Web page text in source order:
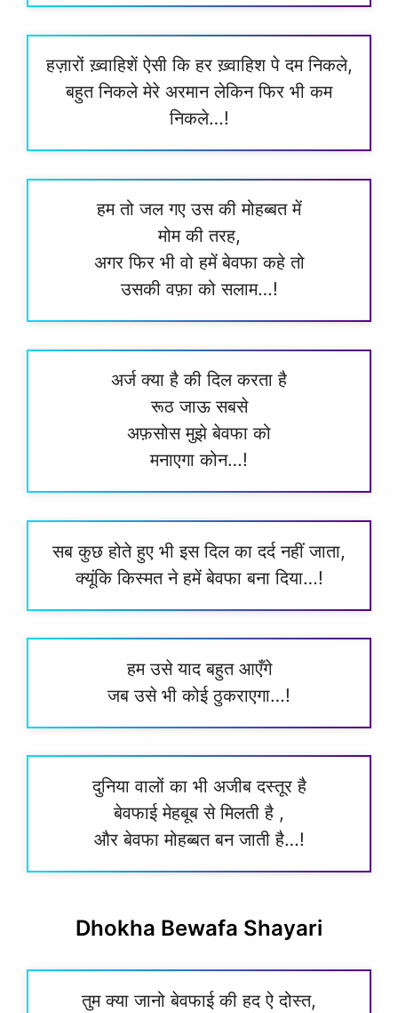
हज़ारों ख़्वाहिशें ऐसी कि हर ख़्वाहिश पे दम निकले,
बहुत निकले मेरे अरमान लेकिन फिर भी कम
निकले…!
हम तो जल गए उस की मोहब्बत में
मोम की तरह,
अगर फिर भी वो हमें बेवफा कहे तो
उसकी वफ़ा को सलाम…!
अर्ज क्या है की दिल करता है
रूठ जाऊ सबसे
अफ़सोस मुझे बेवफा को
मनाएगा कोन…!
सब कुछ होते हुए भी इस दिल का दर्द नहीं जाता,
क्यूंकि किस्मत ने हमें बेवफा बना दिया…!
हम उसे याद बहुत आएँगे
जब उसे भी कोई ठुकराएगा…!
दुनिया वालों का भी अजीब दस्तूर है
बेवफाई मेहबूब से मिलती है ,
और बेवफा मोहब्बत बन जाती है…!
Dhokha Bewafa Shayari
तुम क्या जानो बेवफाई की हद ऐ दोस्त,